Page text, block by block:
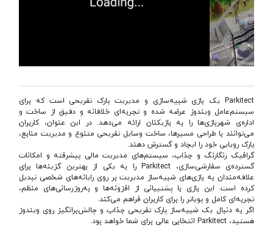
Parkitect یک بازی شبیه‌سازی و مدیریت پارک تفریحی است که برای
سیستم‌عامل ویندوز عرضه شده و تجربه‌ای خلاقانه و دقیق از ساخت و
اداره‌ی شهربازی‌ها را به بازیکنان ارائه می‌دهد. در این عنوان، کاربران
می‌توانند با طراحی مسیرها، ساخت وسایل تفریحی متنوع و مدیریت منابع،
پارک رویایی خود را ایجاد و گسترش دهند.
گرافیک رنگارنگ و جذاب، سیستم‌های مدیریت مالی پیشرفته و امکانات
گسترده‌ی سفارشی‌سازی، Parkitect را به یکی از بهترین گزینه‌ها برای
علاقه‌مندان به بازی‌های شبیه‌ساز مدیریت بر روی رایانه‌های شخصی تبدیل
کرده است. این بازی با پشتیبانی از افزونه‌ها و به‌روزرسانی‌های منظم،
تجربه‌ای کامل و پویاتر را برای کاربران فراهم می‌کند.
اگر به دنبال یک شبیه‌ساز پارک تفریحی جذاب و چالش‌برانگیز روی ویندوز
هستید، Parkitect انتخابی عالی برای شما خواهد بود.